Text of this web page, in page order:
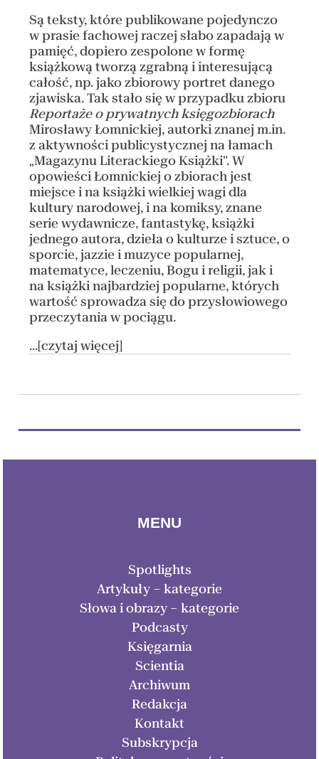
Są teksty, które publikowane pojedynczo
w prasie fachowej raczej słabo zapadają w
pamięć, dopiero zespolone w formę
książkową tworzą zgrabną i interesującą
całość, np. jako zbiorowy portret danego
zjawiska. Tak stało się w przypadku zbioru
Reportaże o prywatnych księgozbiorach
Mirosławy Łomnickiej, autorki znanej m.in.
z aktywności publicystycznej na łamach
„Magazynu Literackiego Książki”. W
opowieści Łomnickiej o zbiorach jest
miejsce i na książki wielkiej wagi dla
kultury narodowej, i na komiksy, znane
serie wydawnicze, fantastykę, książki
jednego autora, dzieła o kulturze i sztuce, o
sporcie, jazzie i muzyce popularnej,
matematyce, leczeniu, Bogu i religii, jak i
na książki najbardziej popularne, których
wartość sprowadza się do przysłowiowego
przeczytania w pociągu.
...[czytaj więcej]
MENU
Spotlights
Artykuły – kategorie
Słowa i obrazy – kategorie
Podcasty
Księgarnia
Scientia
Archiwum
Redakcja
Kontakt
Subskrypcja